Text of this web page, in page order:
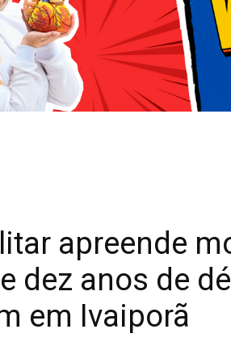
apreende
dez anos de
em Ivaiporã